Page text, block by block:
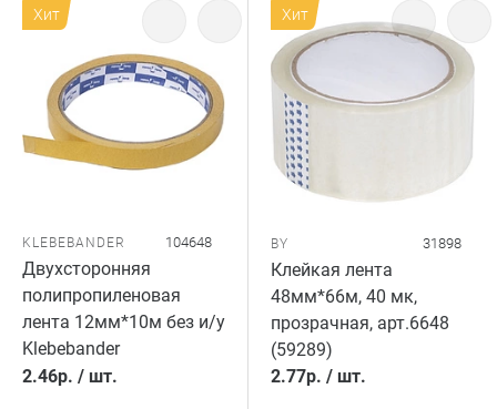
Хит
KLEBEBANDER 104648
Двухсторонняя
полипропиленовая
лента 12мм*10м без и/у
Klebebander
2.46р. / шт.
Хит
BY 31898
Клейкая лента
48мм*66м, 40 мк,
прозрачная, арт.6648
(59289)
2.77р. / шт.